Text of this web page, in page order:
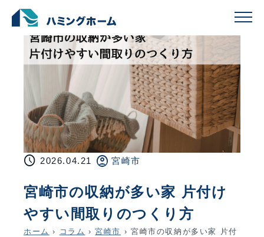
schedule 2026.04.21 account_circle 宮崎市
宮崎市の収納が多い家 片付け
やすい間取りのつくり方
ホーム › コラム › 宮崎市 › 宮崎市の収納が多い家 片付